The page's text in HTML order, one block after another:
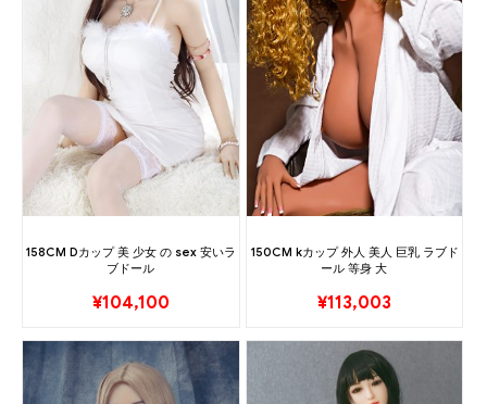
158CM Dカップ 美 少女 の sex 安いラ
ブドール
¥104,100
150CM kカップ 外人 美人 巨乳 ラブド
ール 等身 大
¥113,003